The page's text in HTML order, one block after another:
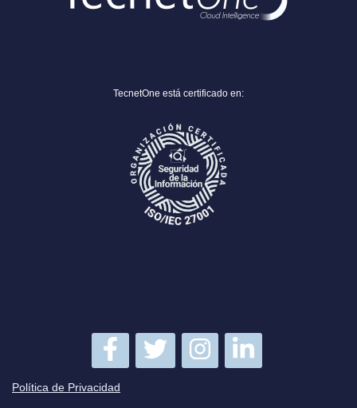
TecnetOne está certificado en:
Política de Privacidad